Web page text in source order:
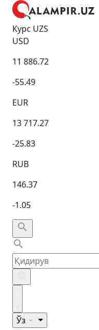
Курс UZS
USD
11 886.72
-55.49
EUR
13 717.27
-25.83
RUB
146.37
-1.05
Ўз